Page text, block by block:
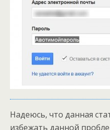
Надеюсь, что данная
избежать данной